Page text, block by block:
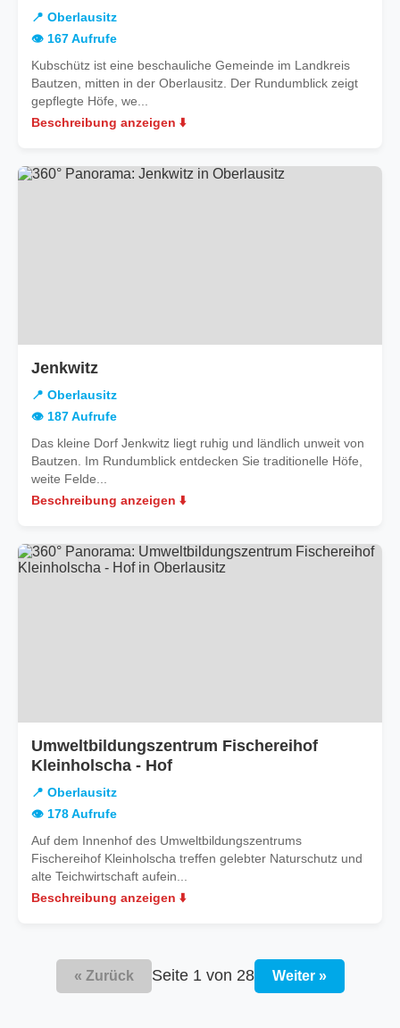
📍 Oberlausitz
👁️ 167 Aufrufe
Kubschütz ist eine beschauliche Gemeinde im Landkreis
Bautzen, mitten in der Oberlausitz. Der Rundumblick zeigt
gepflegte Höfe, we...
Beschreibung anzeigen ⬇️
Jenkwitz
Oberlausitz
📍 Oberlausitz
👁️ 187 Aufrufe
Das kleine Dorf Jenkwitz liegt ruhig und ländlich unweit von
Bautzen. Im Rundumblick entdecken Sie traditionelle Höfe,
weite Felde...
Beschreibung anzeigen ⬇️
Umweltbildungszentrum Fischereihof
Kleinholscha - Hofin
📍 Oberlausitz
👁️ 178 Aufrufe
Auf dem Innenhof des Umweltbildungszentrums
Fischereihof Kleinholscha treffen gelebter Naturschutz und
alte Teichwirtschaft aufein...
Beschreibung anzeigen ⬇️
« Zurück Seite 1 von 28 Weiter »